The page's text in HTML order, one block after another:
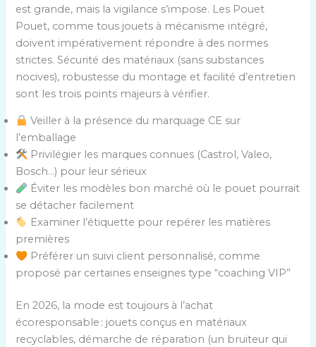
est grande, mais la vigilance s’impose. Les Pouet
Pouet, comme tous jouets à mécanisme intégré,
doivent impérativement répondre à des normes
strictes. Sécurité des matériaux (sans substances
nocives), robustesse du montage et facilité d’entretien
sont les trois points majeurs à vérifier.
Veiller à la présence du marquage CE sur
l’emballage
Privilégier les marques connues (Castrol, Valeo,
Bosch…) pour leur sérieux
Éviter les modèles bon marché où le pouet pourrait
se détacher facilement
Examiner l’étiquette pour repérer les matières
premières
Préférer un suivi client personnalisé, comme
proposé par certaines enseignes type “coaching VIP”
En 2026, la mode est toujours à l’achat
écoresponsable : jouets conçus en matériaux
recyclables, démarche de réparation (un bruiteur qui